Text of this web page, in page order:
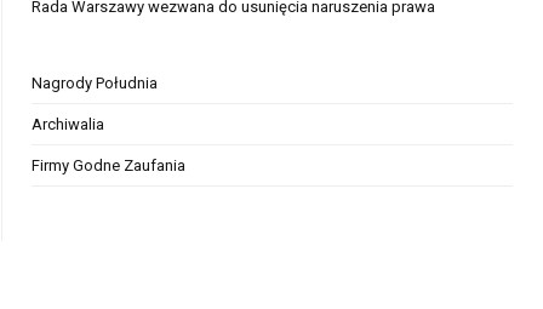
Rada Warszawy wezwana do usunięcia naruszenia prawa
Nagrody Południa
Archiwalia
Firmy Godne Zaufania